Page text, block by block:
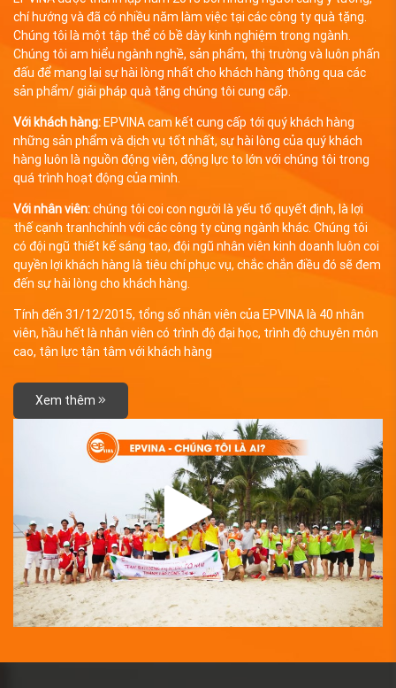
chí hướng và đã có nhiều năm làm việc tại các công ty quà tặng.
Chúng tôi là một tập thể có bề dày kinh nghiệm trong ngành.
Chúng tôi am hiểu ngành nghề, sản phẩm, thị trường và luôn phấn
đấu để mang lại sự hài lòng nhất cho khách hàng thông qua các
sản phẩm/ giải pháp quà tặng chúng tôi cung cấp.
Với khách hàng:EPVINA cam kết cung cấp tới quý khách hàng
những sản phẩm và dịch vụ tốt nhất, sự hài lòng của quý khách
hàng luôn là nguồn động viên, động lực to lớn với chúng tôi trong
quá trình hoạt động của mình.
Với nhân viên:chúng tôi coi con người là yếu tố quyết định, là lợi
thế cạnh tranhchính với các công ty cùng ngành khác. Chúng tôi
có đội ngũ thiết kế sáng tạo, đội ngũ nhân viên kinh doanh luôn coi
quyền lợi khách hàng là tiêu chí phục vụ, chắc chắn điều đó sẽ đem
đến sự hài lòng cho khách hàng.
Tính đến 31/12/2015, tổng số nhân viên của EPVINA là 40 nhân
viên, hầu hết là nhân viên có trình độ đại học, trình độ chuyên môn
cao, tận lực tận tâm với khách hàng
Xem thêm